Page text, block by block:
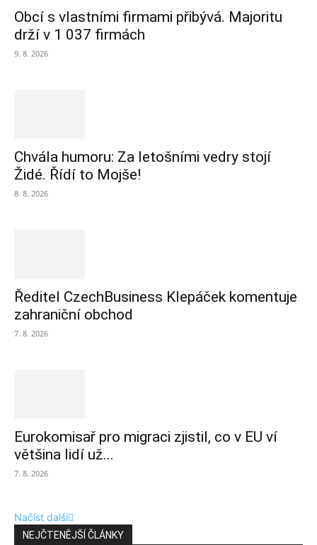
Obcí s vlastními firmami přibývá. Majoritu
drží v 1 037 firmách
9. 8. 2026
Chvála humoru: Za letošními vedry stojí
Židé. Řídí to Mojše!
8. 8. 2026
Ředitel CzechBusiness Klepáček komentuje
zahraniční obchod
7. 8. 2026
Eurokomisař pro migraci zjistil, co v EU ví
většina lidí už...
7. 8. 2026
Načíst další
NEJČTENĚJŠÍ ČLÁNKY